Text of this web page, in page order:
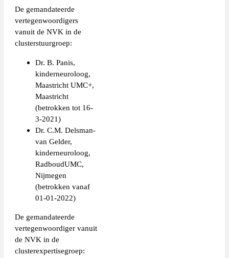
De gemandateerde
vertegenwoordigers
vanuit de NVK in de
clusterstuurgroep:
Dr. B. Panis,
kinderneuroloog,
Maastricht UMC+,
Maastricht
(betrokken tot 16-
3-2021)
Dr. C.M. Delsman-
van Gelder,
kinderneuroloog,
RadboudUMC,
Nijmegen
(betrokken vanaf
01-01-2022)
De gemandateerde
vertegenwoordiger vanuit
de NVK in de
clusterexpertisegroep: